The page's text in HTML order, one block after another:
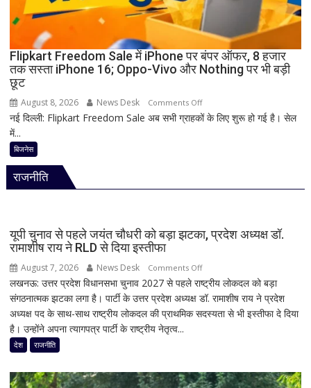
3-
लाइन
व्हिप,
10
से
अगस्त
तक
Flipkart Freedom Sale में iPhone पर बंपर ऑफर, 8 हजार
तक सस्ता iPhone 16; Oppo-Vivo और Nothing पर भी बड़ी
छूट
August 8, 2026 News Desk Comments Offon
Flipkart
8
तक
सस्ता
iPhone
16;
Nothing
नई दिल्ली: Flipkart Freedom Sale अब सभी ग्राहकों के लिए शुरू हो गई है। सेल
में...
बिजनेस
राजनीति
यूपी चुनाव से पहले जयंत चौधरी को बड़ा झटका, प्रदेश अध्यक्ष डॉ.
रामाशीष राय ने RLD से दिया इस्तीफा
August 7, 2026 News Desk Comments Offon
यूपी
चुनाव
से
को
लखनऊ: उत्तर प्रदेश विधानसभा चुनाव 2027 से पहले राष्ट्रीय लोकदल को बड़ा
संगठनात्मक झटका लगा है। पार्टी के उत्तर प्रदेश अध्यक्ष डॉ. रामाशीष राय ने प्रदेश
अध्यक्ष पद के साथ-साथ राष्ट्रीय लोकदल की प्राथमिक सदस्यता से भी इस्तीफा दे दिया
है। उन्होंने अपना त्यागपत्र पार्टी के राष्ट्रीय नेतृत्व...
देश राजनीति